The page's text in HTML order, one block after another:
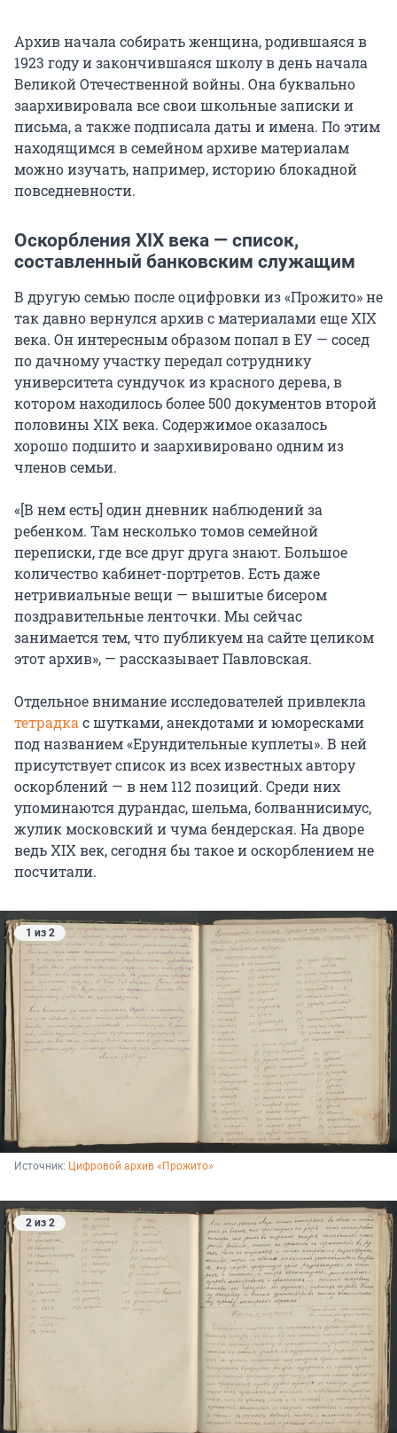
Архив начала собирать женщина, родившаяся в
1923 году и закончившаяся школу в день начала
Великой Отечественной войны. Она буквально
заархивировала все свои школьные записки и
письма, а также подписала даты и имена. По этим
находящимся в семейном архиве материалам
можно изучать, например, историю блокадной
повседневности.
Оскорбления XIX века — список,
составленный банковским служащим
В другую семью после оцифровки из «Прожито» не
так давно вернулся архив с материалами еще XIX
века. Он интересным образом попал в ЕУ — сосед
по дачному участку передал сотруднику
университета сундучок из красного дерева, в
котором находилось более 500 документов второй
половины XIX века. Содержимое оказалось
хорошо подшито и заархивировано одним из
членов семьи.
«[В нем есть] один дневник наблюдений за
ребенком. Там несколько томов семейной
переписки, где все друг друга знают. Большое
количество кабинет-портретов. Есть даже
нетривиальные вещи — вышитые бисером
поздравительные ленточки. Мы сейчас
занимается тем, что публикуем на сайте целиком
этот архив», — рассказывает Павловская.
Отдельное внимание исследователей привлекла
тетрадкас шутками, анекдотами и юморесками
под названием «Ерундительные куплеты». В ней
присутствует список из всех известных автору
оскорблений — в нем 112 позиций. Среди них
упоминаются дурандас, шельма, болваннисимус,
жулик московский и чума бендерская. На дворе
ведь XIX век, сегодня бы такое и оскорблением не
посчитали.
1 из 2
Источник: Цифровой архив «Прожито»
2 из 2